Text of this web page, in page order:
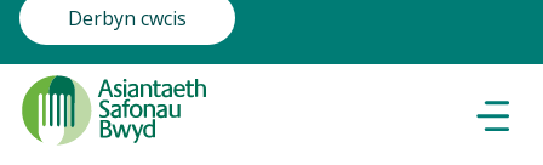
Derbyn cwcis
Food
Standards
Agency